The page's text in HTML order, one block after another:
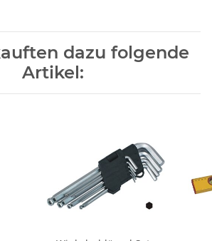
dazu folgende
Artikel: